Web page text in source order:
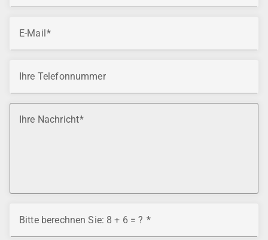
E-Mail
Ihre Telefonnummer
Ihre Nachricht
Bitte berechnen Sie: 8 + 6 = ?